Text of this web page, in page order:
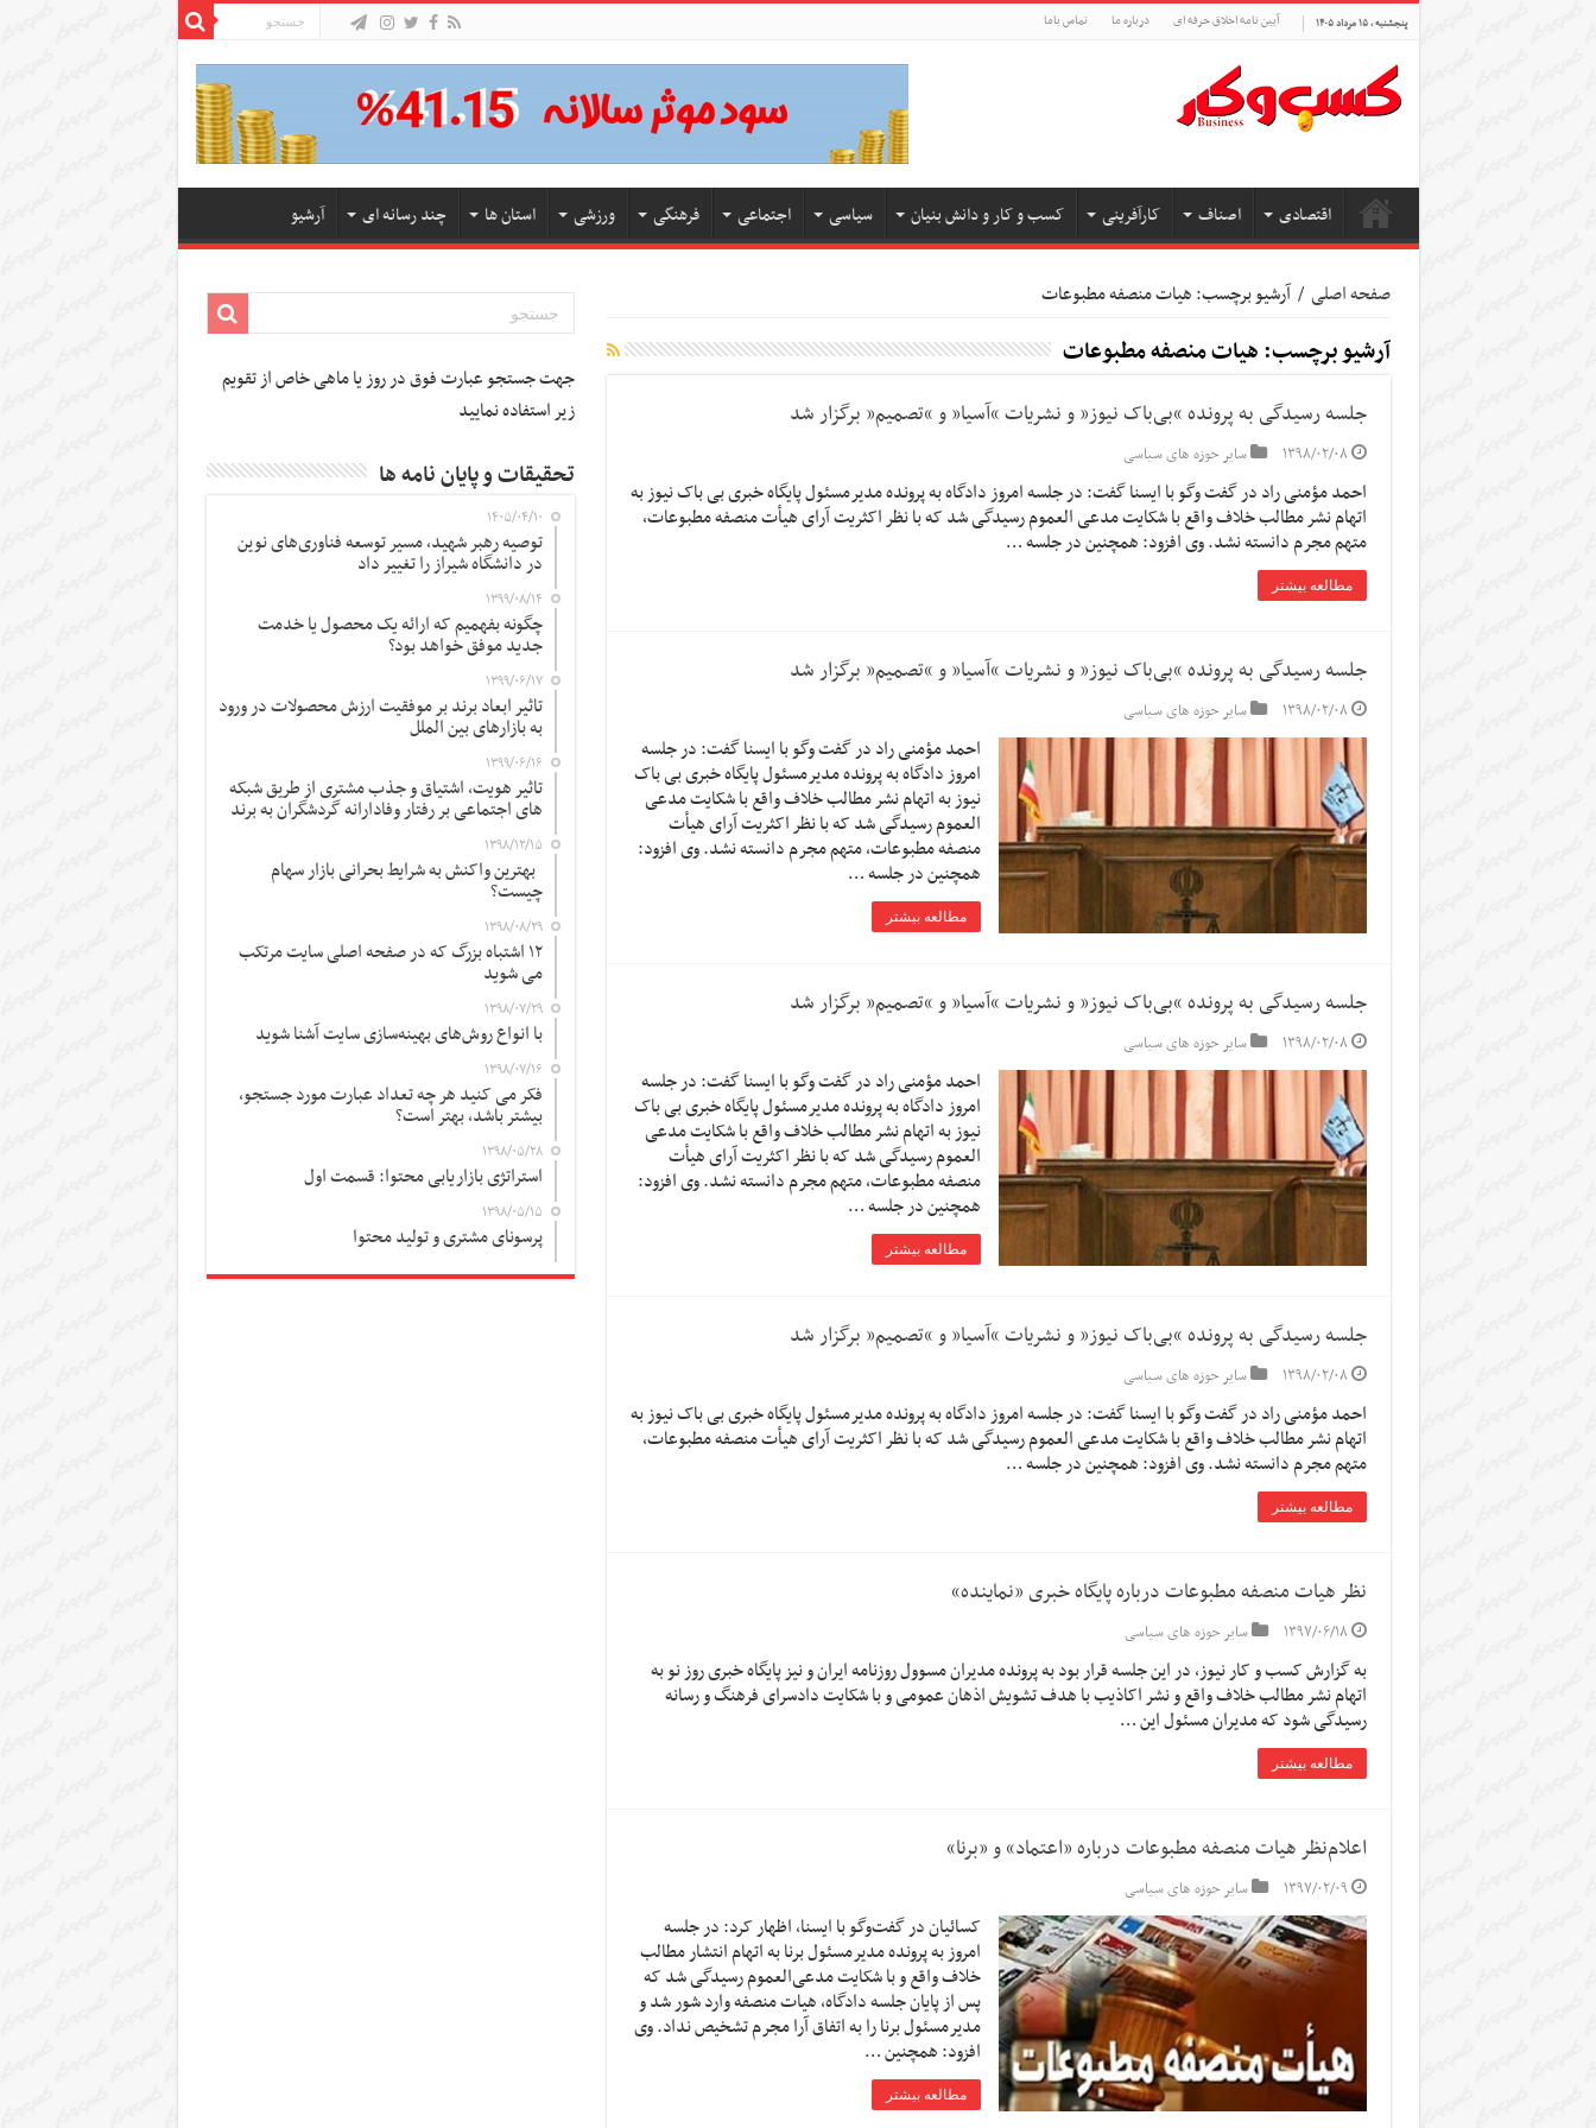
پنجشنبه , ۱۵ مرداد ۱۴۰۵ آیین نامه اخلاق حرفه ای درباره ما تماس باما
اقتصادی اصناف کارآفرینی کسب و کار و دانش بنیان سیاسی اجتماعی فرهنگی ورزشی استان ها چند رسانه ای آرشیو
صفحه اصلی / آرشیو برچسب: هيات منصفه مطبوعات
آرشیو برچسب:هيات منصفه مطبوعات
جلسه رسیدگی به پرونده‌ “بی‌باک نیوز” و نشریات “آسیا” و “تصمیم” برگزار شد
۱۳۹۸/۰۲/۰۸ سایر حوزه های سیاسی
احمد مؤمنی راد در گفت وگو با ایسنا گفت: در جلسه امروز دادگاه به پرونده مدیرمسئول پایگاه خبری بی باک نیوز به
اتهام نشر مطالب خلاف واقع با شکایت مدعی العموم رسیدگی شد که با نظر اکثریت آرای هیأت منصفه مطبوعات،
متهم مجرم دانسته نشد. وی افزود: همچنین در جلسه …
مطالعه بیشتر
جلسه رسیدگی به پرونده‌ “بی‌باک نیوز” و نشریات “آسیا” و “تصمیم” برگزار شد
۱۳۹۸/۰۲/۰۸ سایر حوزه های سیاسی
احمد مؤمنی راد در گفت وگو با ایسنا گفت: در جلسه
امروز دادگاه به پرونده مدیرمسئول پایگاه خبری بی باک
نیوز به اتهام نشر مطالب خلاف واقع با شکایت مدعی
العموم رسیدگی شد که با نظر اکثریت آرای هیأت
منصفه مطبوعات، متهم مجرم دانسته نشد. وی افزود:
همچنین در جلسه …
مطالعه بیشتر
جلسه رسیدگی به پرونده‌ “بی‌باک نیوز” و نشریات “آسیا” و “تصمیم” برگزار شد
۱۳۹۸/۰۲/۰۸ سایر حوزه های سیاسی
احمد مؤمنی راد در گفت وگو با ایسنا گفت: در جلسه
امروز دادگاه به پرونده مدیرمسئول پایگاه خبری بی باک
نیوز به اتهام نشر مطالب خلاف واقع با شکایت مدعی
العموم رسیدگی شد که با نظر اکثریت آرای هیأت
منصفه مطبوعات، متهم مجرم دانسته نشد. وی افزود:
همچنین در جلسه …
مطالعه بیشتر
جلسه رسیدگی به پرونده‌ “بی‌باک نیوز” و نشریات “آسیا” و “تصمیم” برگزار شد
۱۳۹۸/۰۲/۰۸ سایر حوزه های سیاسی
احمد مؤمنی راد در گفت وگو با ایسنا گفت: در جلسه امروز دادگاه به پرونده مدیرمسئول پایگاه خبری بی باک نیوز به
اتهام نشر مطالب خلاف واقع با شکایت مدعی العموم رسیدگی شد که با نظر اکثریت آرای هیأت منصفه مطبوعات،
متهم مجرم دانسته نشد. وی افزود: همچنین در جلسه …
مطالعه بیشتر
نظر هیات منصفه مطبوعات درباره پایگاه خبری «نماینده»
۱۳۹۷/۰۶/۱۸ سایر حوزه های سیاسی
به گزارش کسب و کار نیوز، در این جلسه قرار بود به پرونده مدیران مسوول روزنامه ایران و نیز پایگاه خبری روز نو به
اتهام نشر مطالب خلاف واقع و نشر اکاذیب با هدف تشویش اذهان عمومی و با شکایت دادسرای فرهنگ و رسانه
رسیدگی شود که مدیران مسئول این …
مطالعه بیشتر
اعلام‌نظر هیات منصفه مطبوعات درباره «اعتماد» و «برنا»
۱۳۹۷/۰۲/۰۹ سایر حوزه های سیاسی
کسائیان در گفت‌وگو با ایسنا، اظهار کرد: در جلسه
امروز به پرونده مدیرمسئول برنا به اتهام انتشار مطالب
خلاف واقع و با شکایت مدعی‌العموم رسیدگی شد که
پس از پایان جلسه دادگاه، هیات منصفه وارد شور شد و
مدیرمسئول برنا را به اتفاق آرا مجرم تشخیص نداد. وی
افزود: همچنین …
مطالعه بیشتر
جهت جستجو عبارت فوق در روز یا ماهی خاص از تقویم
زیر استفاده نمایید
تحقیقات و پایان نامه ها
۱۴۰۵/۰۴/۱۰
توصیه رهبر شهید، مسیر توسعه فناوری‌های نوین
در دانشگاه شیراز را تغییر داد
۱۳۹۹/۰۸/۱۴
چگونه بفهمیم که ارائه یک محصول یا خدمت
جدید موفق خواهد بود؟
۱۳۹۹/۰۶/۱۷
تاثیر ابعاد برند بر موفقیت ارزش محصولات در ورود
به بازارهای بین الملل
۱۳۹۹/۰۶/۱۶
تاثیر هویت، اشتیاق و جذب مشتری از طریق شبکه
های اجتماعی بر رفتار وفادارانه گردشگران به برند
۱۳۹۸/۱۲/۱۵
بهترین واکنش به شرایط بحرانی بازار سهام
چیست؟
۱۳۹۸/۰۸/۲۹
۱۲ اشتباه بزرگ که در صفحه اصلی سایت مرتکب
می شوید
۱۳۹۸/۰۷/۲۹
با انواع روش‌های بهینه‌سازی سایت آشنا شوید
۱۳۹۸/۰۷/۱۶
فکر می کنید هر چه تعداد عبارت مورد جستجو،
بیشتر باشد، بهتر است؟
۱۳۹۸/۰۵/۲۸
استراتژی بازاریابی محتوا: قسمت اول
۱۳۹۸/۰۵/۱۵
پرسونای مشتری و تولید محتوا